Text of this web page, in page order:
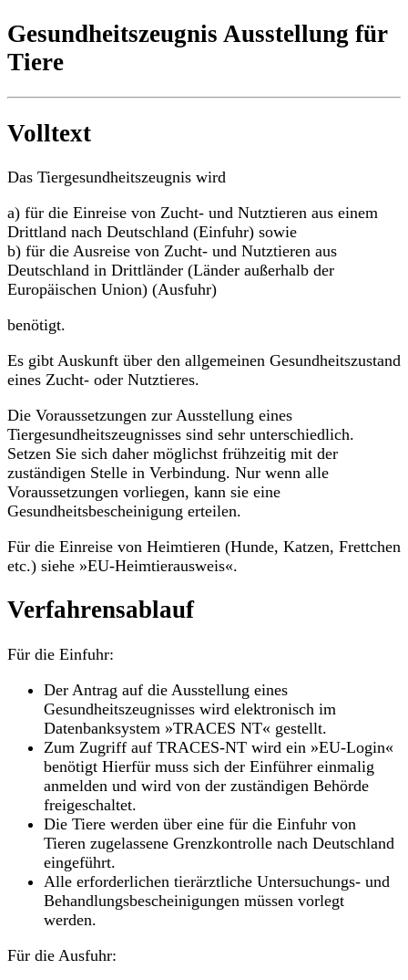
Gesundheitszeugnis Ausstellung für
Tiere
Volltext
Das Tiergesundheitszeugnis wird
a) für die Einreise von Zucht- und Nutztieren aus einem
Drittland nach Deutschland (Einfuhr) sowie
b) für die Ausreise von Zucht- und Nutztieren aus
Deutschland in Drittländer (Länder außerhalb der
Europäischen Union) (Ausfuhr)
benötigt.
Es gibt Auskunft über den allgemeinen Gesundheitszustand
eines Zucht- oder Nutztieres.
Die Voraussetzungen zur Ausstellung eines
Tiergesundheitszeugnisses sind sehr unterschiedlich.
Setzen Sie sich daher möglichst frühzeitig mit der
zuständigen Stelle in Verbindung. Nur wenn alle
Voraussetzungen vorliegen, kann sie eine
Gesundheitsbescheinigung erteilen.
Für die Einreise von Heimtieren (Hunde, Katzen, Frettchen
etc.) siehe »EU-Heimtierausweis«.
Verfahrensablauf
Für die Einfuhr:
Der Antrag auf die Ausstellung eines
Gesundheitszeugnisses wird elektronisch im
Datenbanksystem »TRACES NT« gestellt.
Zum Zugriff auf TRACES-NT wird ein »EU-Login«
benötigt Hierfür muss sich der Einführer einmalig
anmelden und wird von der zuständigen Behörde
freigeschaltet.
Die Tiere werden über eine für die Einfuhr von
Tieren zugelassene Grenzkontrolle nach Deutschland
eingeführt.
Alle erforderlichen tierärztliche Untersuchungs- und
Behandlungsbescheinigungen müssen vorlegt
werden.
Für die Ausfuhr: